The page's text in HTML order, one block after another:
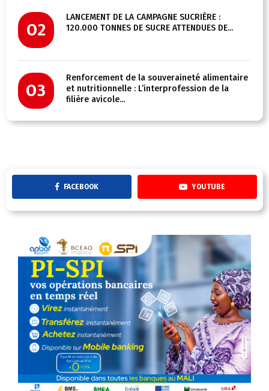
02
LANCEMENT DE LA CAMPAGNE SUCRIÈRE :
120.000 TONNES DE SUCRE ATTENDUES DE...
03
Renforcement de la souveraineté alimentaire
et nutritionnelle : L’interprofession de la
filière avicole...
FACEBOOK YOUTUBE